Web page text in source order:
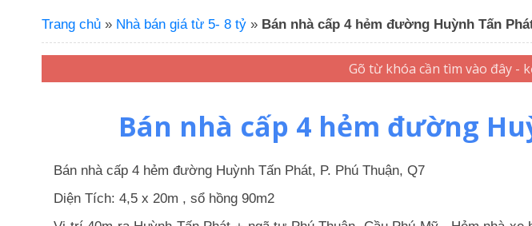
Trang chủ » Nhà bán giá từ 5- 8 tỷ » Bán nhà cấp 4 hẻm đường Huỳnh Tấn
Bán nhà cấp 4 hẻm đường
Bán nhà cấp 4 hẻm đường Huỳnh Tấn Phát, P. Phú Thuận, Q7
Diện Tích: 4,5 x 20m , sổ hồng 90m2